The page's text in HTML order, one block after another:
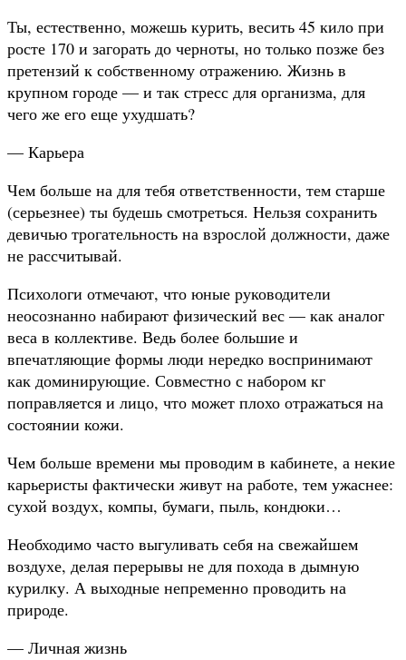
Ты, естественно, можешь курить, весить 45 кило при
росте 170 и загорать до черноты, но только позже без
претензий к собственному отражению. Жизнь в
крупном городе — и так стресс для организма, для
чего же его еще ухудшать?
— Карьера
Чем больше на для тебя ответственности, тем старше
(серьезнее) ты будешь смотреться. Нельзя сохранить
девичью трогательность на взрослой должности, даже
не рассчитывай.
Психологи отмечают, что юные руководители
неосознанно набирают физический вес — как аналог
веса в коллективе. Ведь более большие и
впечатляющие формы люди нередко воспринимают
как доминирующие. Совместно с набором кг
поправляется и лицо, что может плохо отражаться на
состоянии кожи.
Чем больше времени мы проводим в кабинете, а некие
карьеристы фактически живут на работе, тем ужаснее:
сухой воздух, компы, бумаги, пыль, кондюки…
Необходимо часто выгуливать себя на свежайшем
воздухе, делая перерывы не для похода в дымную
курилку. А выходные непременно проводить на
природе.
— Личная жизнь